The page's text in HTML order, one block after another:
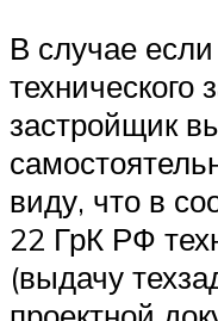
В случае
технического
застройщик
виду, что в
22 ГрК РФ
(выдачу